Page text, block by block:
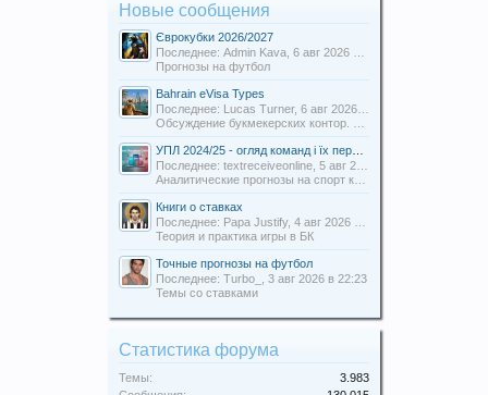
Новые сообщения
Єврокубки 2026/2027
Последнее: Admin Kava, 6 авг 2026 в 19:31
Прогнозы на футбол
Bahrain eVisa Types
Последнее: Lucas Turner, 6 авг 2026 в 13:16
Последнее: textreceiveonline, 5 авг 2026 в 20:54
Книги о ставках
Последнее: Papa Justify, 4 авг 2026 в 00:12
Теория и практика игры в БК
Точные прогнозы на футбол
Последнее: Turbo_, 3 авг 2026 в 22:23
Темы со ставками
Статистика форума
Темы:
3.983